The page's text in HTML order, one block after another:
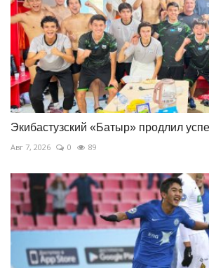
Экибастузский «Батыр» продлил
Авг 7, 2026 0 89